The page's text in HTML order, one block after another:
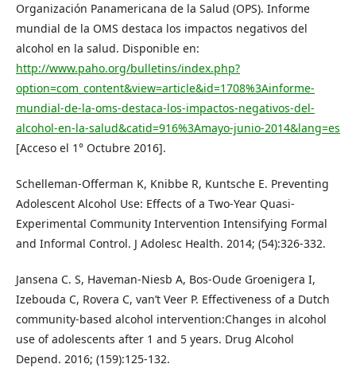
Organización Panamericana de la Salud (OPS). Informe
mundial de la OMS destaca los impactos negativos del
alcohol en la salud. Disponible en:
http://www.paho.org/bulletins/index.php?
option=com_content&view=article&id=1708%3Ainforme-
mundial-de-la-oms-destaca-los-impactos-negativos-del-
alcohol-en-la-salud&catid=916%3Amayo-junio-2014&lang=es
[Acceso el 1° Octubre 2016].
Schelleman-Offerman K, Knibbe R, Kuntsche E. Preventing
Adolescent Alcohol Use: Effects of a Two-Year Quasi-
Experimental Community Intervention Intensifying Formal
and Informal Control. J Adolesc Health. 2014; (54):326-332.
Jansena C. S, Haveman-Niesb A, Bos-Oude Groenigera I,
Izebouda C, Rovera C, van’t Veer P. Effectiveness of a Dutch
community-based alcohol intervention:Changes in alcohol
use of adolescents after 1 and 5 years. Drug Alcohol
Depend. 2016; (159):125-132.